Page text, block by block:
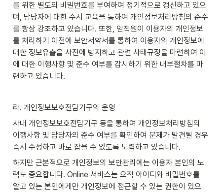
를 위한 별도의 비밀번호를 부여하여 정기적으로 갱신하고 있으
며, 담당자에 대한 수시 교육을 통하여 개인정보처리방침의 준수
를 항상 강조하고 있습니다. 또한, 임직원이 이용자의 개인정보
를 처리하기 이전에 보안서약서를 통하여 이용자의 개인정보에
대한 정보유출을 사전에 방지하고 관련 사태규정을 마련하여 이
에 대한 이행사항 및 준수 여부를 감시하기 위한 내부절차를 마
련하고 있습니다.
라. 개인정보보호전담기구의 운영
사내 개인정보보호전담기구 등을 통하여 개인정보처리방침의
이행사항 및 담당자의 준수 여부를 확인하여 문제가 발견될 경우
즉시 수정하고 바로 잡을 수 있도록 노력하고 있습니다.
하지만 근본적으로 개인정보의 보안관리에는 이용자 본인의 노
력도 중요합니다. Online 서비스는 오직 아이디와 비밀번호를
알고 있는 본인에게만 개인정보에 접근할 수 있는 권한이 있으